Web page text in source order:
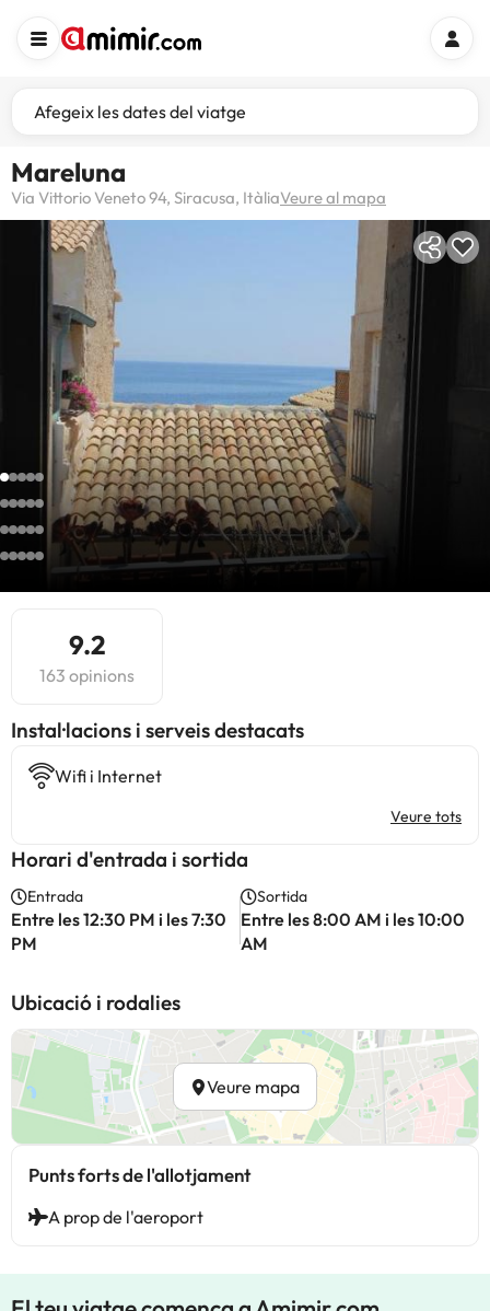
Afegeix les dates del viatge
Mareluna
Via Vittorio Veneto 94, Siracusa, ItàliaVeure al mapa
9.2
163 opinions
Instal·lacions i serveis destacats
Wifi i Internet
Veure tots
Horari d'entrada i sortida
Entrada
Entre les 12:30 PM i les 7:30
PM
Sortida
Entre les 8:00 AM i les 10:00
AM
Ubicació i rodalies
Veure mapa
Punts forts de l'allotjament
A prop de l'aeroport